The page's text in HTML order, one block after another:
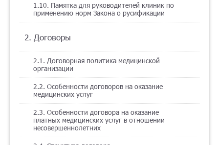
1.10. Памятка для руководителей клиник по
применению норм Закона о русификации
2. Договоры
2.1. Договорная политика медицинской
организации
2.2. Особенности договоров на оказание
медицинских услуг
2.3. Особенности договора на оказание
платных медицинских услуг в отношении
несовершеннолетних